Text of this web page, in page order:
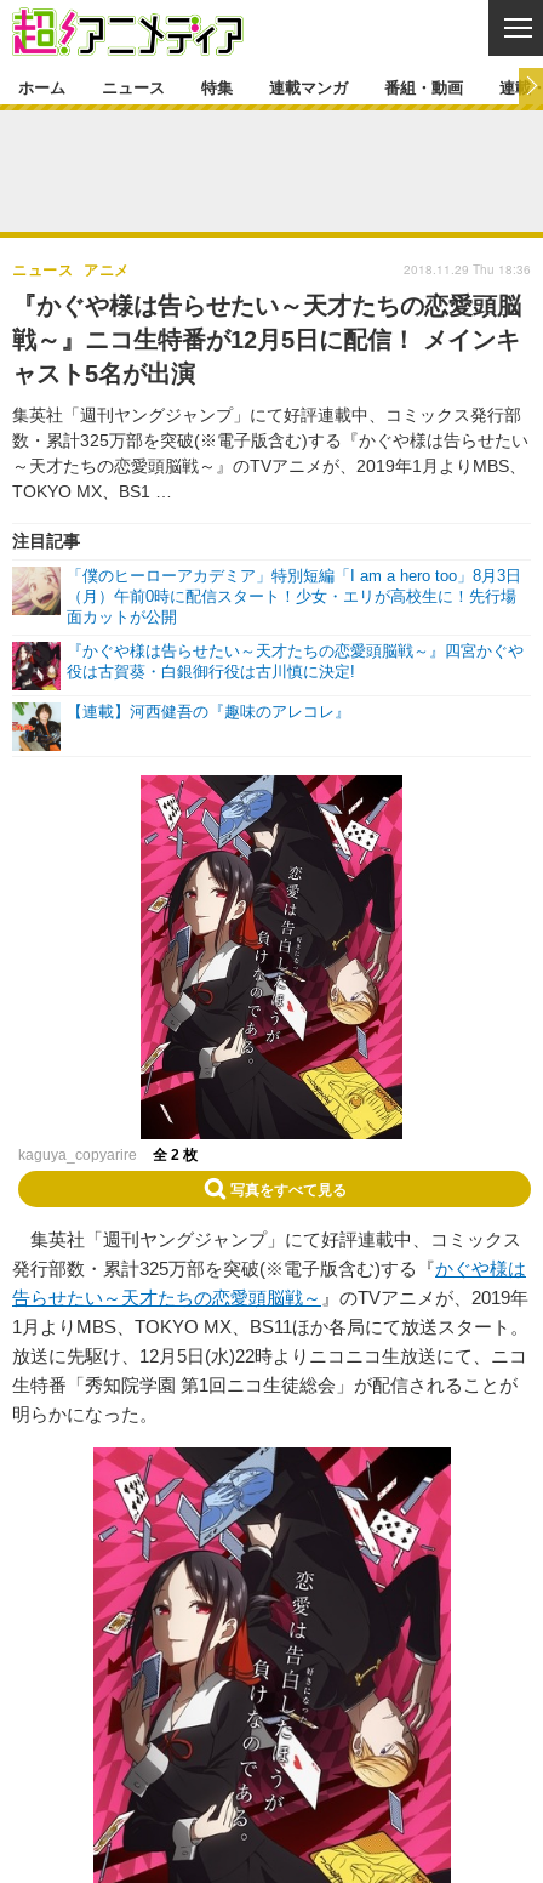
ゲーム・アプリ マンガ
グッズ イベント
声優
舞台 新帝スタ
特集一覧 カバー
ラキりす
連載マンガ
連載マンガ一覧 連載一覧
番組・動画
番組・動画一覧 ラジオ
動画
連載・ブログ
連載・ブログ一覧
編集部ブログ・お知らせ
ホーム ニュース 特集 連載マンガ 番組・動画 連載
『かぐや様は告らせたい～天才たちの恋愛頭脳
戦～』ニコ生特番が12月5日に配信！ メインキ
ャスト5名が出演
集英社「週刊ヤングジャンプ」にて好評連載中、コミックス発行部
数・累計325万部を突破(※電子版含む)する『かぐや様は告らせたい
～天才たちの恋愛頭脳戦～』のTVアニメが、2019年1月よりMBS、
TOKYO MX、BS1 …
ニュース アニメ
注目記事
「僕のヒーローアカデミア」特別短編「I am a hero too」8月3日
（月）午前0時に配信スタート！少女・エリが高校生に！先行場
面カットが公開
『かぐや様は告らせたい～天才たちの恋愛頭脳戦～』四宮かぐや
役は古賀葵・白銀御行役は古川慎に決定!
【連載】河西健吾の『趣味のアレコレ』
2018.11.29 Thu 18:36
kaguya_copyarire 全 2 枚
写真をすべて見る
集英社「週刊ヤングジャンプ」にて好評連載中、コミックス
発行部数・累計325万部を突破(※電子版含む)する『かぐや様は
告らせたい～天才たちの恋愛頭脳戦～ 』のTVアニメが、2019年
1月よりMBS、TOKYO MX、BS11ほか各局にて放送スタート。
放送に先駆け、12月5日(水)22時よりニコニコ生放送にて、ニコ
生特番「秀知院学園 第1回ニコ生徒総会」が配信されることが
明らかになった。